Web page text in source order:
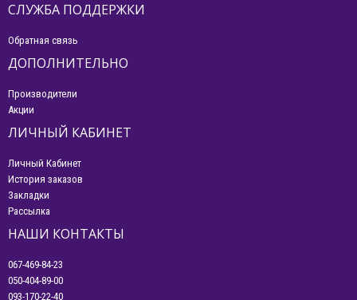
СЛУЖБА ПОДДЕРЖКИ
Обратная связь
ДОПОЛНИТЕЛЬНО
Производители
Акции
ЛИЧНЫЙ КАБИНЕТ
Личный Кабинет
История заказов
Закладки
Рассылка
НАШИ КОНТАКТЫ
067-469-84-23
050-404-89-00
093-170-22-40